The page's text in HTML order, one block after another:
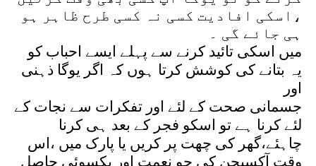
،اسکی افادیت کسی نہ کسی طرح ظاہر ہو
ہی جائے گی ۔
میں اسکی تائید کرنے سے پہلے ایسے احباب کو
یہ بتانے کی کوشش کرتا ہوں کہ اگر یوگا ذہنی
اور
جسمانی صحت کے لئے اور تفکرات سے نجات کے
لئے کرنا ہے تو اسکو فجر کے بعد ہی کرنا
چاہئے،گھر کی چھت پر کریں یا پارک میں ،اس
وقت آکسیجن کی جو نعمت اور یکسوئی حاصل